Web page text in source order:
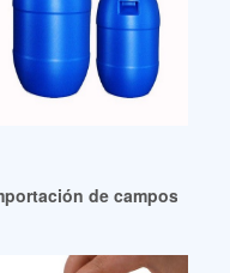
H2 Febrero 2024
de campos